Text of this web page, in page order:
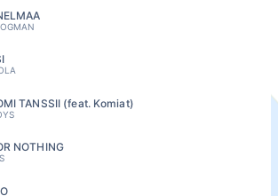
TANSSII (feat. Komiat)
NOTHING